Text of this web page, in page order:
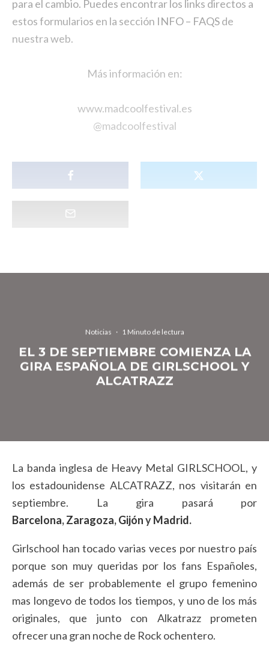
para el cambio. Puedes encontrar los links directos a
estos formularios en la sección INFO – FAQSde
nuestra web.
Más información en:
www.madcoolfestival.es
@madcoolfestival
Noticias · 1 Minuto de lectura
EL 3 DE SEPTIEMBRE COMIENZA LA
GIRA ESPAÑOLA DE GIRLSCHOOL Y
ALCATRAZZ
La banda inglesa de Heavy Metal GIRLSCHOOL, y
los estadounidense ALCATRAZZ, nos visitarán en
septiembre. La gira pasará por
Barcelona,Zaragoza,GijónyMadrid.
Girlschool han tocado varias veces por nuestro país
porque son muy queridas por los fans Españoles,
además de ser probablemente el grupo femenino
mas longevo de todos los tiempos, y uno de los más
originales, que junto con Alkatrazz prometen
ofrecer una gran noche de Rock ochentero.